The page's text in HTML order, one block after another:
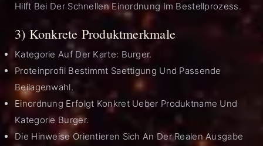
Hilft Bei Der Schnellen Einordnung Im Bestellprozess.
3) Konkrete Produktmerkmale
Kategorie Auf Der Karte: Burger.
Proteinprofil Bestimmt Saettigung Und Passende
Beilagenwahl.
Einordnung Erfolgt Konkret Ueber Produktname Und
Kategorie Burger.
Die Hinweise Orientieren Sich An Der Realen Ausgabe